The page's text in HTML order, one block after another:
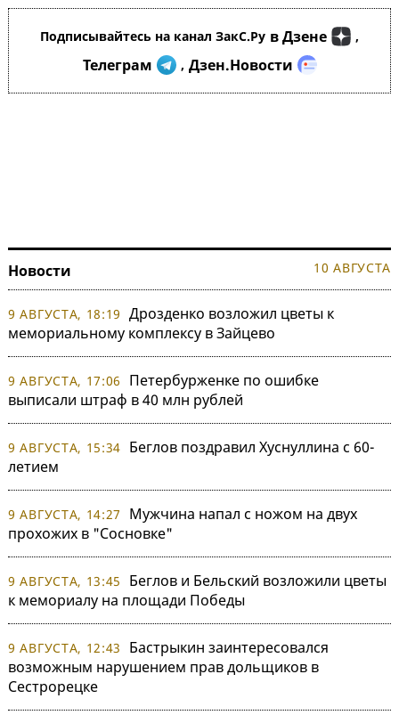
Подписывайтесь на канал ЗакС.Ру в Дзене ,
Телеграм , Дзен.Новости
Новости 10 АВГУСТА
9 АВГУСТА, 18:19 Дрозденко возложил цветы к
мемориальному комплексу в Зайцево
9 АВГУСТА, 17:06
Петербурженке по ошибке
выписали штраф в 40 млн рублей
9 АВГУСТА, 15:34 Беглов поздравил Хуснуллина с 60-
летием
9 АВГУСТА, 14:27
Мужчина напал с ножом на двух
прохожих в "Сосновке"
9 АВГУСТА, 13:45
Беглов и Бельский возложили цветы
к мемориалу на площади Победы
9 АВГУСТА, 12:43
Бастрыкин заинтересовался
возможным нарушением прав дольщиков в
Сестрорецке